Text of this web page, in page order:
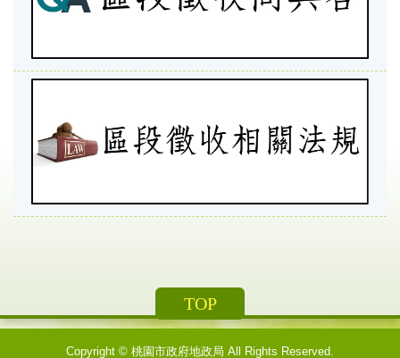
TOP
Copyright © 桃園市政府地政局 All Rights Reserved.